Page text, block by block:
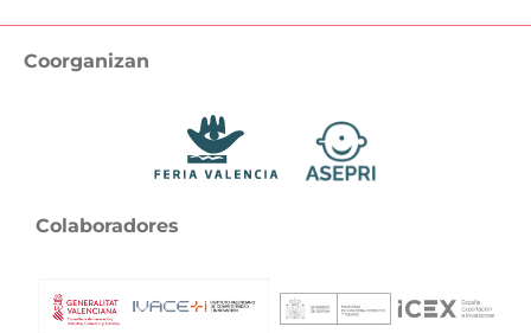
Coorganizan
Colaboradores